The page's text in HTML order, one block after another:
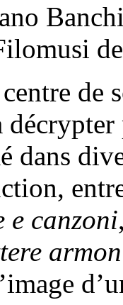
de
dans
e canzoni